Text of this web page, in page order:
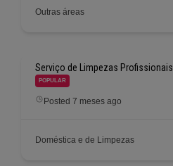
Outras áreas
Serviço de Limpezas Profissionais
POPULAR
Posted 7 meses ago
Doméstica e de Limpezas